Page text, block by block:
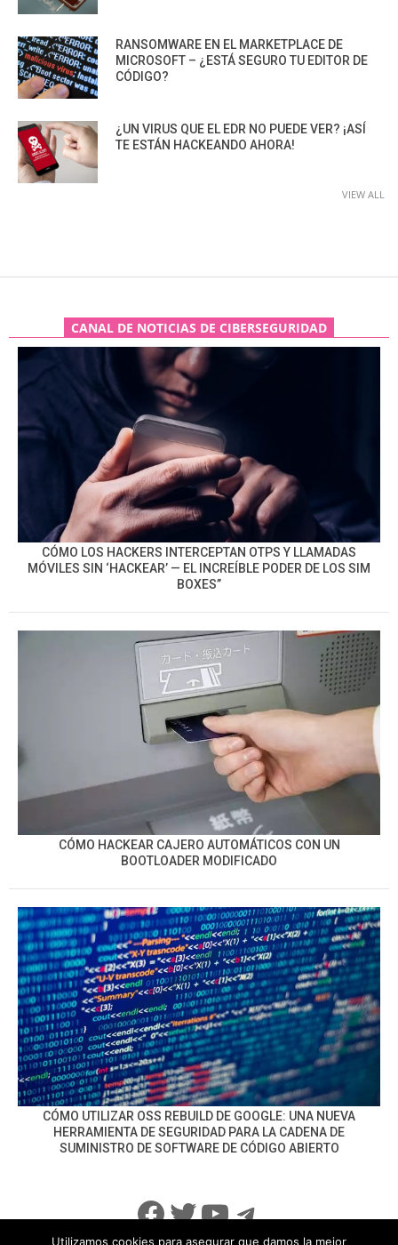
RANSOMWARE EN EL MARKETPLACE DE
MICROSOFT – ¿ESTÁ SEGURO TU EDITOR DE
CÓDIGO?
¿UN VIRUS QUE EL EDR NO PUEDE VER? ¡ASÍ
TE ESTÁN HACKEANDO AHORA!
VIEW ALL
CANAL DE NOTICIAS DE CIBERSEGURIDAD
CÓMO LOS HACKERS INTERCEPTAN OTPS Y LLAMADAS
MÓVILES SIN ‘HACKEAR’ — EL INCREÍBLE PODER DE LOS SIM
BOXES”
CÓMO HACKEAR CAJERO AUTOMÁTICOS CON UN
BOOTLOADER MODIFICADO
CÓMO UTILIZAR OSS REBUILD DE GOOGLE: UNA NUEVA
HERRAMIENTA DE SEGURIDAD PARA LA CADENA DE
SUMINISTRO DE SOFTWARE DE CÓDIGO ABIERTO
Facebook
Twitter
YouTube
Telegram
Utilizamos cookies para asegurar que damos la mejor